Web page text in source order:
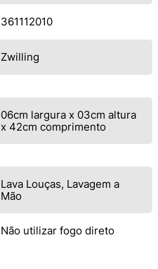
361112010
Zwilling
06cm largura x 03cm altura
x 42cm comprimento
Lava Louças, Lavagem a
Mão
Não utilizar fogo direto